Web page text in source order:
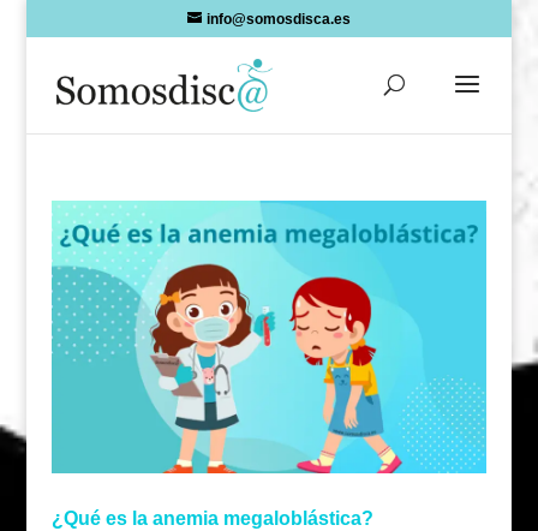
info@somosdisca.es
¿Qué es la anemia megaloblástica?